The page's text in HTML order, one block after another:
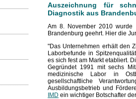
Auszeichnung für
Diagnostik aus
Am 8. November 2010 wurde
Brandenburg geehrt. Hier die
"Das Unternehmen erhält den
Laborbefunde in
es sich fest am Markt etabliert.
Gegründet 1991 mit sechs
medizinische Labor in
gesellschaftliche
Ausbildungsbetrieb und
IMD ein wichtiger Botschafter